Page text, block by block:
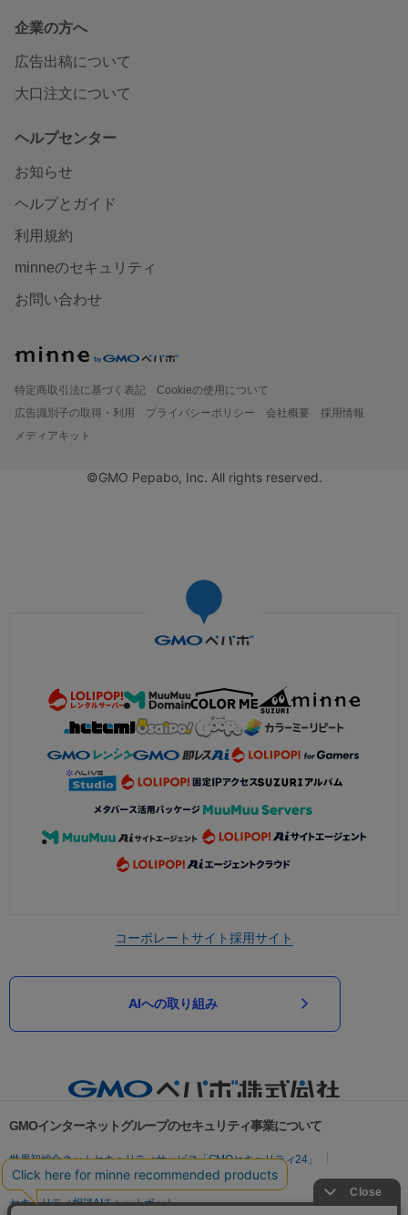
企業の方へ
広告出稿について
大口注文について
ヘルプセンター
お知らせ
ヘルプとガイド
利用規約
minneのセキュリティ
お問い合わせ
特定商取引法に基づく表記
Cookieの使用について
広告識別子の取得・利用
プライバシーポリシー 会社概要
採用情報
メディアキット
©GMO Pepabo, Inc. All rights reserved.
コーポレートサイト採用サイト
AIへの取り組み
GMOインターネットグループのセキュリティ事業について
世界初総合ネットセキュリティサービス「GMOセキュリティ24」
パスワード漏洩診断
Webサイトリスク診断
セキュリティ相談AIチャットボット